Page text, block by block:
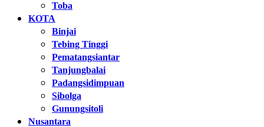
Toba
KOTA
Binjai
Tebing Tinggi
Pematangsiantar
Tanjungbalai
Padangsidimpuan
Sibolga
Gunungsitoli
Nusantara